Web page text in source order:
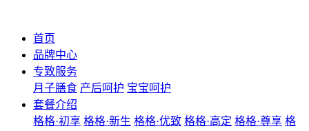
首页
品牌中心
专致服务
月子膳食 产后呵护 宝宝呵护
套餐介绍
格格·初享 格格·新生 格格·优致 格格·高定 格格·尊享 格